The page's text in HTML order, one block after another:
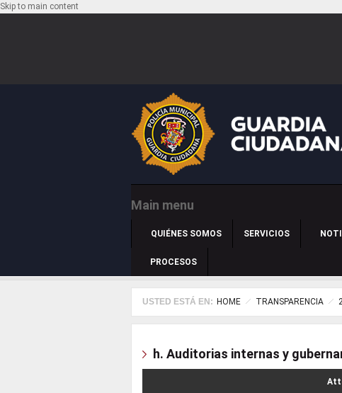
Skip to main content
Main menu
QUIÉNES SOMOS SERVICIOS
PROCESOS
USTED ESTÁ EN: HOME TRANSPARENCIA
h. Auditorias internas y